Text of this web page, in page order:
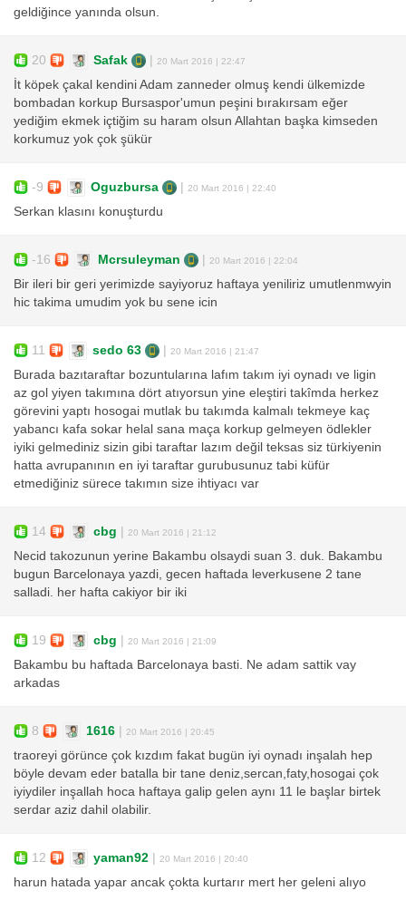
geldiğince yanında olsun.
20 Safak | 20 Mart 2016 | 22:47
İt köpek çakal kendini Adam zanneder olmuş kendi ülkemizde
bombadan korkup Bursaspor'umun peşini bırakırsam eğer
yediğim ekmek içtiğim su haram olsun Allahtan başka kimseden
korkumuz yok çok şükür
-9 Oguzbursa | 20 Mart 2016 | 22:40
Serkan klasını konuşturdu
-16 Mcrsuleyman | 20 Mart 2016 | 22:04
Bir ileri bir geri yerimizde sayiyoruz haftaya yeniliriz umutlenmwyin
hic takima umudim yok bu sene icin
11 sedo 63 | 20 Mart 2016 | 21:47
Burada bazıtaraftar bozuntularına lafım takım iyi oynadı ve ligin
az gol yiyen takımına dört atıyorsun yine eleştiri takîmda herkez
görevini yaptı hosogai mutlak bu takımda kalmalı tekmeye kaç
yabancı kafa sokar helal sana maça korkup gelmeyen ödlekler
iyiki gelmediniz sizin gibi taraftar lazım değil teksas siz türkiyenin
hatta avrupanının en iyi taraftar gurubusunuz tabi küfür
etmediğiniz sürece takımın size ihtiyacı var
14 cbg | 20 Mart 2016 | 21:12
Necid takozunun yerine Bakambu olsaydi suan 3. duk. Bakambu
bugun Barcelonaya yazdi, gecen haftada leverkusene 2 tane
salladi. her hafta cakiyor bir iki
19 cbg | 20 Mart 2016 | 21:09
Bakambu bu haftada Barcelonaya basti. Ne adam sattik vay
arkadas
8 1616 | 20 Mart 2016 | 20:45
traoreyi görünce çok kızdım fakat bugün iyi oynadı inşalah hep
böyle devam eder batalla bir tane deniz,sercan,faty,hosogai çok
iyiydiler inşallah hoca haftaya galip gelen aynı 11 le başlar birtek
serdar aziz dahil olabilir.
12 yaman92 | 20 Mart 2016 | 20:40
harun hatada yapar ancak çokta kurtarır mert her geleni alıyo